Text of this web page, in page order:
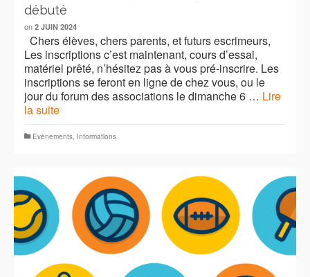
débuté
on 2 JUIN 2024
Chers élèves, chers parents, et futurs escrimeurs,
Les inscriptions c’est maintenant, cours d’essai,
matériel prêté, n’hésitez pas à vous pré-inscrire. Les
inscriptions se feront en ligne de chez vous, ou le
jour du forum des associations le dimanche 6 … Lire
la suite
Evènements Informations